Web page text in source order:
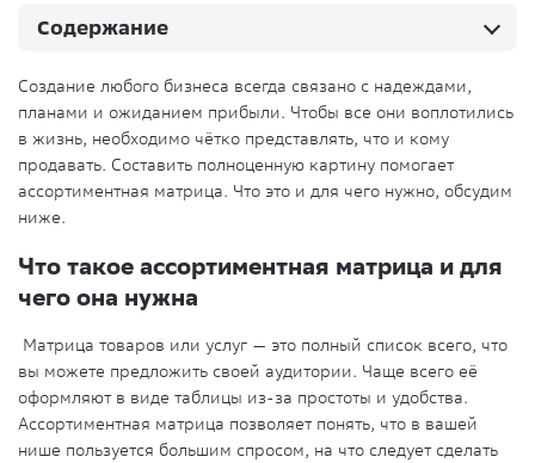
Создание любого бизнеса всегда связано с надеждами,
планами и ожиданием прибыли. Чтобы все они воплотились
в жизнь, необходимо чётко представлять, что и кому
продавать. Составить полноценную картину помогает
ассортиментная матрица. Что это и для чего нужно, обсудим
ниже.
Что такое ассортиментная матрица и для
чего она нужна
Матрица товаров или услуг — это полный список всего, что
вы можете предложить своей аудитории. Чаще всего её
оформляют в виде таблицы из-за простоты и удобства.
Ассортиментная матрица позволяет понять, что в вашей
нише пользуется большим спросом, на что следует сделать
Содержание